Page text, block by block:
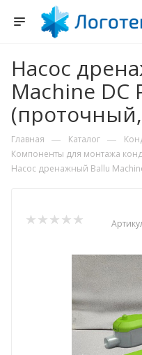
Насос
Machine DС
Главная — Каталог —
Компоненты для монтажа
Насос дренажный Ballu